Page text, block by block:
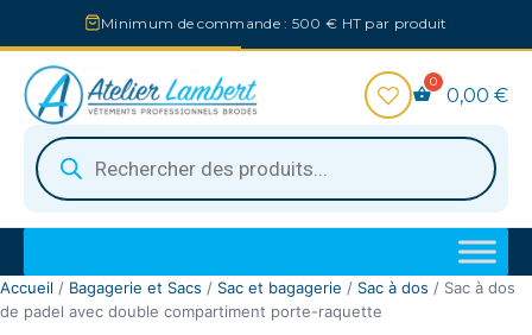
au
contenu
Minimum de commande : 500 € HT par produit
Recherche
de
produits
0,00 €
Accueil / Bagagerie et Sacs / Sac et bagagerie / Sac à dos / Sac à dos
de padel avec double compartiment porte-raquette